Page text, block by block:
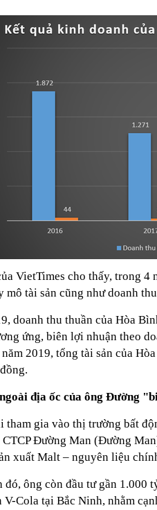
VietTimes cho thấy, trong
mô tài sản cũng như doanh
doanh thu thuần của Hòa
ứng, biên lợi nhuận theo
2019, tổng tài sản của
địa ốc của ông Đường
tham gia vào thị trường bất
Đường Man (Đường
xuất Malt – nguyên liệu
đó, ông còn đầu tư gần 1.000
V-Cola tại Bắc Ninh, nhằm